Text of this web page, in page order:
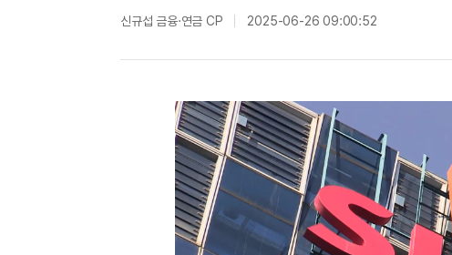
신규섭 금융·연금 CP 2025-06-26 09:00:52